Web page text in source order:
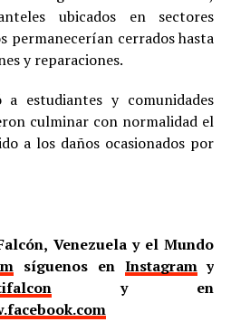
ubicados en sectores
permanecerían cerrados hasta
y reparaciones.
estudiantes y comunidades
culminar con normalidad el
a los daños ocasionados por
Venezuela y el Mundo
síguenos en Instagramy
y en